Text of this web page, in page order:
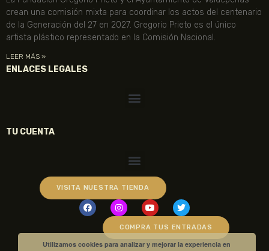
crean una comisión mixta para coordinar los actos del centenario
de la Generación del 27 en 2027. Gregorio Prieto es el único
artista plástico representado en la Comisión Nacional.
LEER MÁS »
ENLACES LEGALES
TU CUENTA
VISITA NUESTRA TIENDA
COMPRA TUS ENTRADAS
Utilizamos cookies para analizar y mejorar la experiencia en